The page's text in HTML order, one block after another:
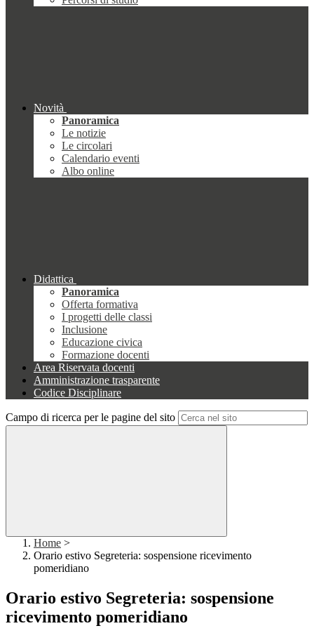
Novità
Panoramica
Le notizie
Le circolari
Calendario eventi
Albo online
Didattica
Panoramica
Offerta formativa
I progetti delle classi
Inclusione
Educazione civica
Formazione docenti
Area Riservata docenti
Amministrazione trasparente
Codice Disciplinare
Campo di ricerca per le pagine del sito
Home >
Orario estivo Segreteria: sospensione ricevimento
pomeridiano
Orario estivo Segreteria: sospensione
ricevimento pomeridiano